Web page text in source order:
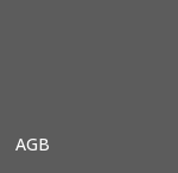
AGB